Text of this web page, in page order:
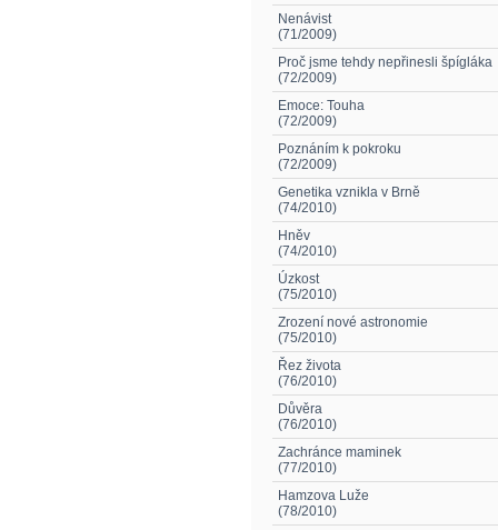
Nenávist
(71/2009)
Proč jsme tehdy nepřinesli špígláka
(72/2009)
Emoce: Touha
(72/2009)
Poznáním k pokroku
(72/2009)
Genetika vznikla v Brně
(74/2010)
Hněv
(74/2010)
Úzkost
(75/2010)
Zrození nové astronomie
(75/2010)
Řez života
(76/2010)
Důvěra
(76/2010)
Zachránce maminek
(77/2010)
Hamzova Luže
(78/2010)